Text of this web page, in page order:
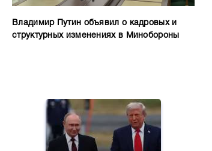
Владимир Путин объявил о кадровых и
структурных изменениях в Минобороны